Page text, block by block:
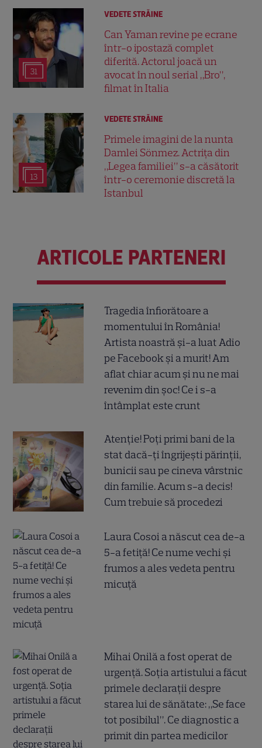
31
VEDETE STRĂINE
Can Yaman revine pe ecrane
într-o ipostază complet
diferită. Actorul joacă un
avocat în noul serial „Bro”,
filmat în Italia
13
VEDETE STRĂINE
Primele imagini de la nunta
Damlei Sönmez. Actrița din
„Legea familiei” s-a căsătorit
într-o ceremonie discretă la
Istanbul
ARTICOLE PARTENERI
Tragedia înfiorătoare a
momentului în România!
Artista noastră și-a luat Adio
pe Facebook și a murit! Am
aflat chiar acum și nu ne mai
revenim din șoc! Ce i s-a
întâmplat este crunt
Atenție! Poți primi bani de la
stat dacă-ți îngrijești părinții,
bunicii sau pe cineva vârstnic
din familie. Acum s-a decis!
Cum trebuie să procedezi
Laura Cosoi a născut cea de-a
5-a fetiță! Ce nume vechi și
frumos a ales vedeta pentru
micuță
Mihai Onilă a fost operat de
urgență. Soția artistului a făcut
primele declarații despre
starea lui de sănătate: „Se face
tot posibilul”. Ce diagnostic a
primit din partea medicilor